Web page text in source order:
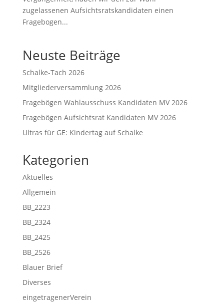
zugelassenen Aufsichtsratskandidaten einen
Fragebogen...
Neuste Beiträge
Schalke-Tach 2026
Mitgliederversammlung 2026
Fragebögen Wahlausschuss Kandidaten MV 2026
Fragebögen Aufsichtsrat Kandidaten MV 2026
Ultras für GE: Kindertag auf Schalke
Kategorien
Aktuelles
Allgemein
BB_2223
BB_2324
BB_2425
BB_2526
Blauer Brief
Diverses
eingetragenerVerein